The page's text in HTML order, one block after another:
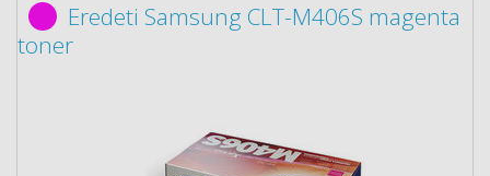
Eredeti Samsung CLT-M406S magenta
toner